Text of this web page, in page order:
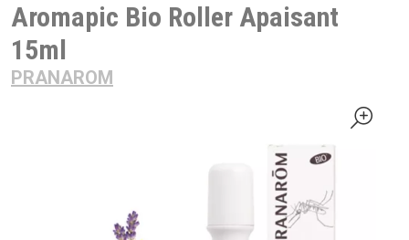
Aromapic Bio Roller Apaisant
15ml
PRANAROM